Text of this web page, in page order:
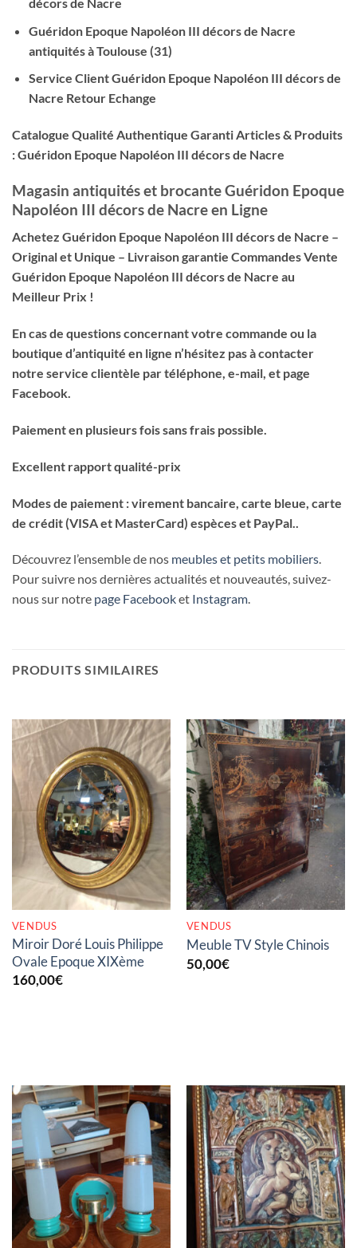
Guéridon Epoque Napoléon III décors de Nacre
antiquités à Toulouse (31)
Service Client Guéridon Epoque Napoléon III décors de
Nacre Retour Echange
Catalogue Qualité Authentique Garanti Articles & Produits
: Guéridon Epoque Napoléon III décors de Nacre
Magasin antiquités et brocante Guéridon Epoque
Napoléon III décors de Nacre en Ligne
Achetez Guéridon Epoque Napoléon III décors de Nacre –
Original et Unique – Livraison garantie Commandes Vente
Guéridon Epoque Napoléon III décors de Nacre au
Meilleur Prix !
En cas de questions concernant votre commande ou la
boutique d’antiquité en ligne n’hésitez pas à contacter
notre service clientèle par téléphone, e-mail, et page
Facebook.
Paiement en plusieurs fois sans frais possible.
Excellent rapport qualité-prix
Modes de paiement : virement bancaire, carte bleue, carte
de crédit (VISA et MasterCard) espèces et PayPal..
Découvrez l’ensemble de nos meubles et petits mobiliers.
Pour suivre nos dernières actualités et nouveautés, suivez-
nous sur notre page Facebooket Instagram.
PRODUITS SIMILAIRES
RUPTURE DE STOCK
VENDUS
Miroir Doré Louis Philippe
Ovale Epoque XIXème
160,00€
RUPTURE DE STOCK
VENDUS
Meuble TV Style Chinois
50,00€
RUPTURE DE STOCK RUPTURE DE STOCK